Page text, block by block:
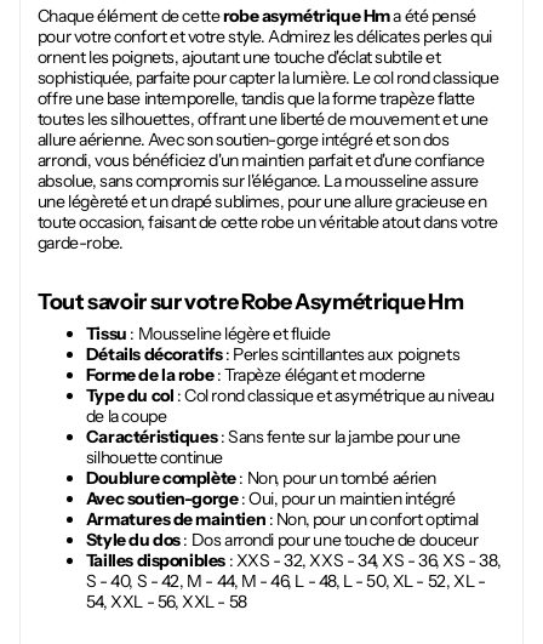
Chaque élément de cetterobe asymétrique Hma été pensé
pour votre confort et votre style. Admirez les délicates perles qui
ornent les poignets, ajoutant une touche d'éclat subtile et
sophistiquée, parfaite pour capter la lumière. Le col rond classique
offre une base intemporelle, tandis que la forme trapèze flatte
toutes les silhouettes, offrant une liberté de mouvement et une
allure aérienne. Avec son soutien-gorge intégré et son dos
arrondi, vous bénéficiez d'un maintien parfait et d'une confiance
absolue, sans compromis sur l'élégance. La mousseline assure
une légèreté et un drapé sublimes, pour une allure gracieuse en
toute occasion, faisant de cette robe un véritable atout dans votre
garde-robe.
Tout savoir sur votreRobe Asymétrique Hm
Tissu : Mousseline légère et fluide
Détails décoratifs: Perles scintillantes aux poignets
Forme de la robe: Trapèze élégant et moderne
Type du col : Col rond classique et asymétrique au niveau
de la coupe
Caractéristiques: Sans fente sur la jambe pour une
silhouette continue
Doublure complète: Non, pour un tombé aérien
Avec soutien-gorge: Oui, pour un maintien intégré
Armatures de maintien : Non, pour un confort optimal
Style du dos: Dos arrondi pour une touche de douceur
Tailles disponibles: XXS - 32, XXS - 34, XS - 36, XS - 38,
S - 40, S - 42, M - 44, M - 46, L - 48, L - 50, XL - 52, XL -
54, XXL - 56, XXL - 58